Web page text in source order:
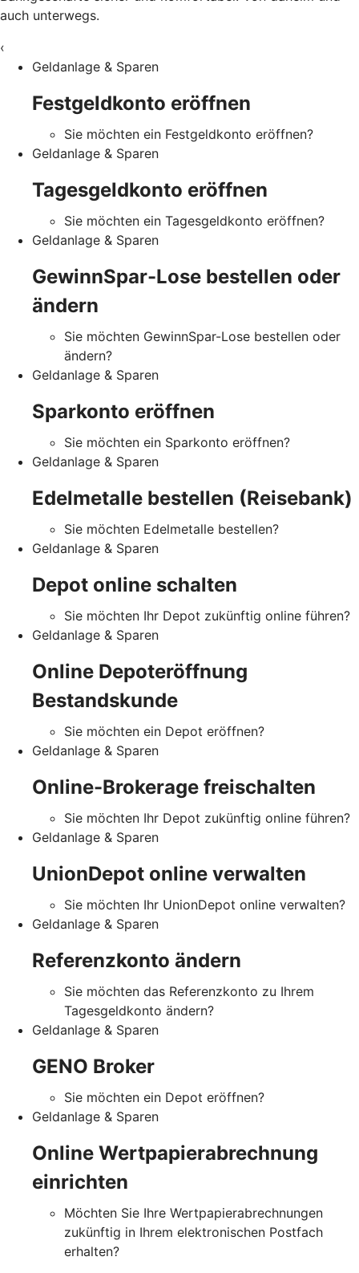
auch unterwegs.
‹
Geldanlage & Sparen
Festgeldkonto eröffnen
Sie möchten ein Festgeldkonto eröffnen?
Geldanlage & Sparen
Tagesgeldkonto eröffnen
Sie möchten ein Tagesgeldkonto eröffnen?
Geldanlage & Sparen
GewinnSpar-Lose bestellen oder
ändern
Sie möchten GewinnSpar-Lose bestellen oder
ändern?
Geldanlage & Sparen
Sparkonto eröffnen
Sie möchten ein Sparkonto eröffnen?
Geldanlage & Sparen
Edelmetalle bestellen (Reisebank)
Sie möchten Edelmetalle bestellen?
Geldanlage & Sparen
Depot online schalten
Sie möchten Ihr Depot zukünftig online führen?
Geldanlage & Sparen
Online Depoteröffnung
Bestandskunde
Sie möchten ein Depot eröffnen?
Geldanlage & Sparen
Online-Brokerage freischalten
Sie möchten Ihr Depot zukünftig online führen?
Geldanlage & Sparen
UnionDepot online verwalten
Sie möchten Ihr UnionDepot online verwalten?
Geldanlage & Sparen
Referenzkonto ändern
Sie möchten das Referenzkonto zu Ihrem
Tagesgeldkonto ändern?
Geldanlage & Sparen
GENO Broker
Sie möchten ein Depot eröffnen?
Geldanlage & Sparen
Online Wertpapierabrechnung
einrichten
Möchten Sie Ihre Wertpapierabrechnungen
zukünftig in Ihrem elektronischen Postfach
erhalten?